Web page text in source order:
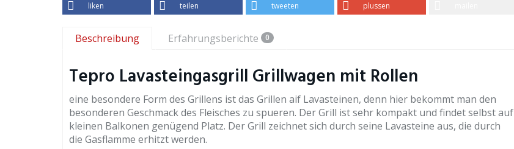
liken teilen tweeten plussen
Beschreibung Erfahrungsberichte 0
Tepro Lavasteingasgrill Grillwagen mit Rollen
eine besondere Form des Grillens ist das Grillen aif Lavasteinen, denn hier bekommt man den
besonderen Geschmack des Fleisches zu spueren. Der Grill ist sehr kompakt und findet selbst auf
kleinen Balkonen genügend Platz. Der Grill zeichnet sich durch seine Lavasteine aus, die durch
die Gasflamme erhitzt werden.